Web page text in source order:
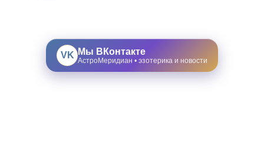
VK Мы ВКонтакте
АстроМеридиан • эзотерика и новости